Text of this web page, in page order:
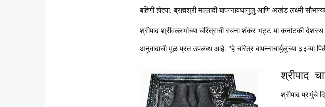
बहिणी होत्या. ब्रह्मश्री मल्लादी बापन्नावधानुलु आणि अखंड लक्ष्मी
श्रीपाद श्रीवल्लभांच्या चरित्राची रचना शंकर भट्ट या कर्नाटकी
अनुवादाची मूळ प्रत उपलब्ध आहे. "हे चरित्र बापन्नाचार्युलुच्या
श्रीपाद
श्रीपाद प्रभुंचे